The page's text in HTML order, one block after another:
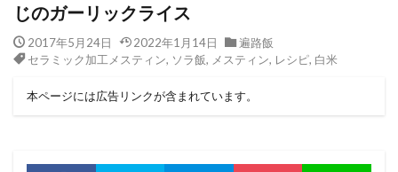
じのガーリックライス
2017年5月24日 2022年1月14日
遍路飯
セラミック加工メスティン, ソラ飯, メスティン, レシピ, 白米
本ページには広告リンクが含まれています。